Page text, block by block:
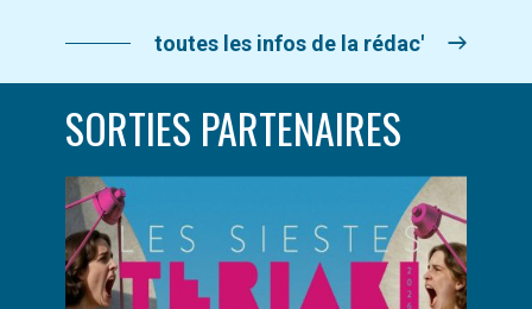
toutes les infos de la rédac'
SORTIES PARTENAIRES